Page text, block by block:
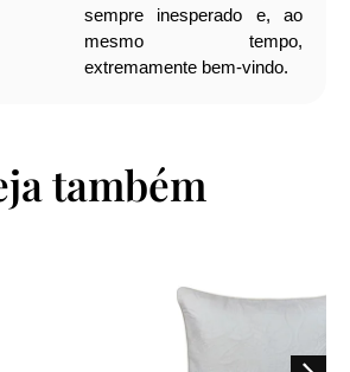
sempre inesperado e, ao
mesmo tempo,
extremamente bem-vindo.
também